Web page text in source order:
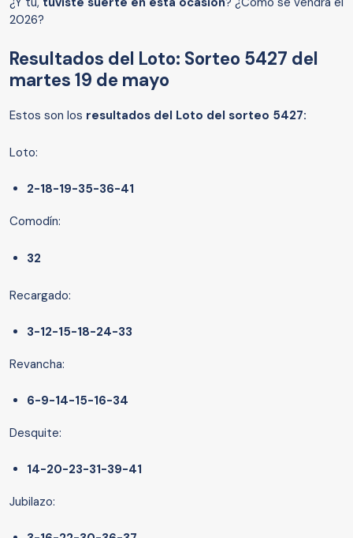
2026?
Resultados del Loto: Sorteo 5427 del
martes 19 de mayo
Estos son los resultados del Loto del sorteo 5427:
Loto:
2-18-19-35-36-41
Comodín:
32
Recargado:
3-12-15-18-24-33
Revancha:
6-9-14-15-16-34
Desquite:
14-20-23-31-39-41
Jubilazo: